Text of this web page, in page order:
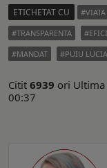
ETICHETAT CU
TRANSPARENTA
MANDAT
PUIU
Citit 6939 ori
00:37